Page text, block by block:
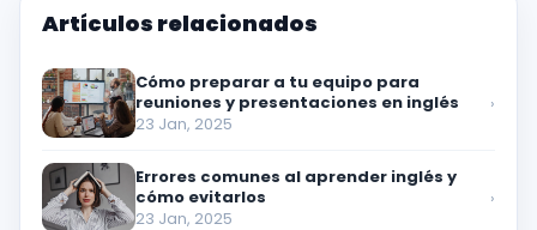
Artículos relacionados
Cómo preparar a tu equipo para
reuniones y presentaciones en inglés
23 Jan, 2025
›
Errores comunes al aprender inglés y
cómo evitarlos
23 Jan, 2025
›